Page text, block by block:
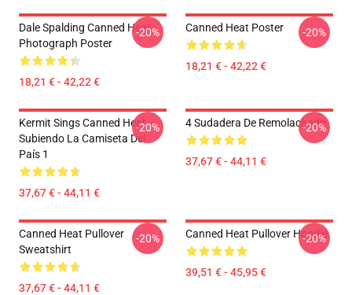
Dale Spalding Canned Heat
Photograph Poster
18,21 € - 42,22 €
-20% Canned Heat Poster
18,21 € - 42,22 €
-20%
Kermit Sings Canned Heat -
Subiendo La Camiseta Del
País 1
37,67 € - 44,11 €
-20% 4 Sudadera De Remolachado
37,67 € - 44,11 €
-20%
Canned Heat Pullover
Sweatshirt
37,67 € - 44,11 €
-20% Canned Heat Pullover Hoodie
39,51 € - 45,95 €
-20%